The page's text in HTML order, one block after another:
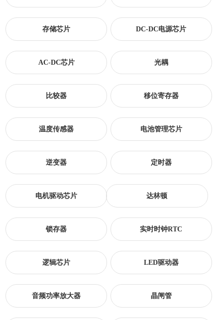
存储芯片 DC-DC电源芯片
AC-DC芯片 光耦
比较器 移位寄存器
温度传感器 电池管理芯片
逆变器 定时器
电机驱动芯片 达林顿
锁存器 实时时钟RTC
逻辑芯片 LED驱动器
音频功率放大器 晶闸管